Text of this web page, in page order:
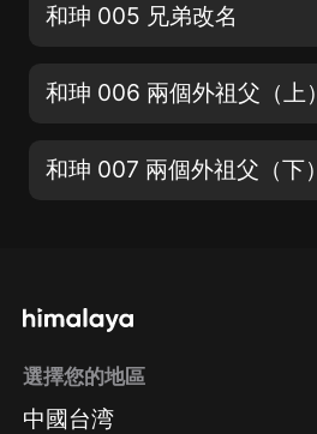
和珅 005 兄弟改名
和珅 006 兩個外祖父（上）
和珅 007 兩個外祖父（下）
選擇您的地區
中國台湾